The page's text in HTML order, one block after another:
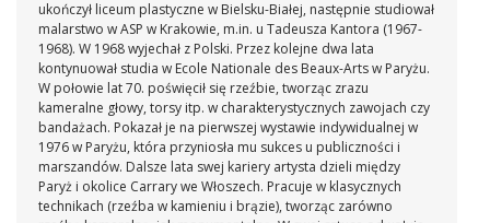
ukończył liceum plastyczne w Bielsku-Białej, następnie studiował
malarstwo w ASP w Krakowie, m.in. u Tadeusza Kantora (1967-
1968). W 1968 wyjechał z Polski. Przez kolejne dwa lata
kontynuował studia w Ecole Nationale des Beaux-Arts w Paryżu.
W połowie lat 70. poświęcił się rzeźbie, tworząc zrazu
kameralne głowy, torsy itp. w charakterystycznych zawojach czy
bandażach. Pokazał je na pierwszej wystawie indywidualnej w
1976 w Paryżu, która przyniosła mu sukces u publiczności i
marszandów. Dalsze lata swej kariery artysta dzieli między
Paryż i okolice Carrary we Włoszech. Pracuje w klasycznych
technikach (rzeźba w kamieniu i brązie), tworząc zarówno